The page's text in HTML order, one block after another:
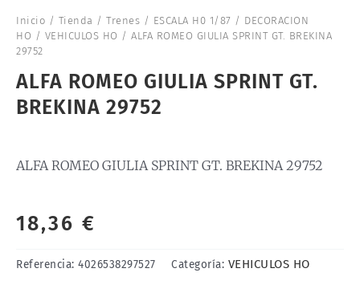
Inicio / Tienda / Trenes / ESCALA H0 1/87 / DECORACION
HO / VEHICULOS HO / ALFA ROMEO GIULIA SPRINT GT. BREKINA
29752
ALFA ROMEO GIULIA SPRINT GT.
BREKINA 29752
ALFA ROMEO GIULIA SPRINT GT. BREKINA 29752
18,36 €
Referencia: 4026538297527 Categoría: VEHICULOS HO